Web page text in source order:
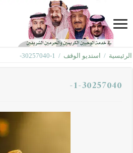
الرئيسية / استديو الوقف /
1-30257040-
1-30257040-